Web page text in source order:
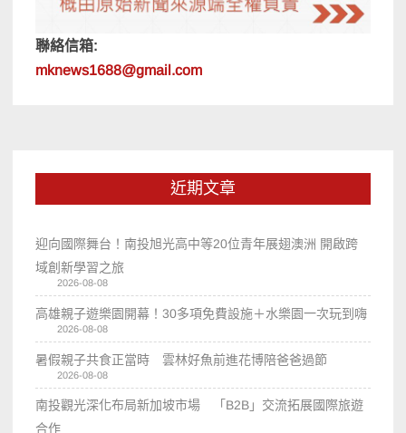
聯絡信箱:
mknews1688@gmail.com
近期文章
迎向國際舞台！南投旭光高中等20位青年展翅澳洲 開啟跨
域創新學習之旅
2026-08-08
高雄親子遊樂園開幕！30多項免費設施＋水樂園一次玩到嗨
2026-08-08
暑假親子共食正當時 雲林好魚前進花博陪爸爸過節
2026-08-08
南投觀光深化布局新加坡市場 「B2B」交流拓展國際旅遊
合作